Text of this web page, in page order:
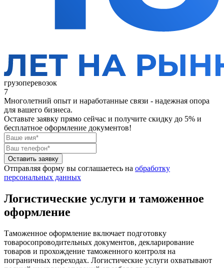
грузоперевозок
7
Многолетний опыт и наработанные связи - надежная опора
для вашего бизнеса.
Оставьте заявку прямо сейчас и получите скидку до 5% и
бесплатное оформление документов!
Оставить заявку
Отправляя форму вы соглашаетесь на обработку
персональных данных
Логистические услуги и таможенное
оформление
Таможенное оформление включает подготовку
товаросопроводительных документов, декларирование
товаров и прохождение таможенного контроля на
пограничных переходах. Логистические услуги охватывают